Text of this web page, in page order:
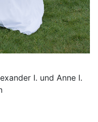
I. und Anne I.